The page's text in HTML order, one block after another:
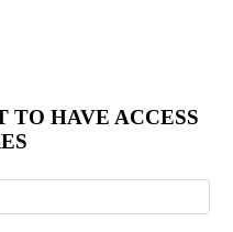
TO HAVE ACCESS